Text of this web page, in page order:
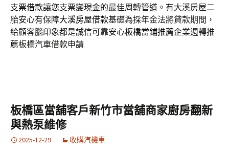
支票借款讓您支票變現金的最佳周轉管道。有大溪房屋二
胎安心有保障大溪房屋借款基礎為採年金法將貸款期間，
給顧客腦印象都是誠信可靠安心板橋當鋪推薦企業週轉推
薦板橋汽車借款申請
板橋區當舖客戶新竹市當舖商家廚房翻新
與熱泵維修
2025-12-29 收購汽機車